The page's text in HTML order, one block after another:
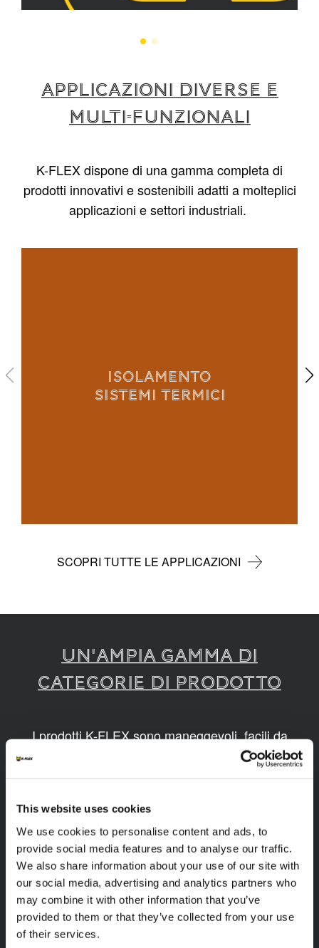
This website uses cookies
We use cookies to personalise content and ads, to
provide social media features and to analyse our traffic.
We also share information about your use of our site with
our social media, advertising and analytics partners who
may combine it with other information that you’ve
provided to them or that they’ve collected from your use
of their services.
APPLICAZIONI DIVERSE E
MULTI-FUNZIONALI
K-FLEX dispone di una gamma completa di
prodotti innovativi e sostenibili adatti a molteplici
applicazioni e settori industriali.
ISOLAMENTO
SISTEMI TERMICI
SCOPRI TUTTE LE APPLICAZIONI
UN'AMPIA GAMMA DI
CATEGORIE DI PRODOTTO
I prodotti K-FLEX sono maneggevoli, facili da
montare, disponibili in diverse dimensioni e
realizzati grazie a tecnologie innovative e
1